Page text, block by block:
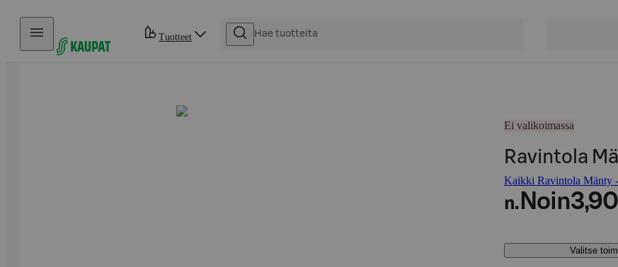
Hyppää sisältöön
Tuotteet
Ei valikoimassa
Ravintola
Kaikki Ravintola Mänty
n. Noin
Valitse